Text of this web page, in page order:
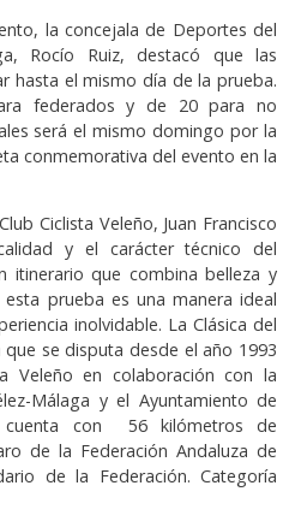
la concejala de Deportes del
Rocío Ruiz, destacó que las
hasta el mismo día de la prueba.
federados y de 20 para no
será el mismo domingo por la
conmemorativa del evento en la
Ciclista Veleño, Juan Francisco
y el carácter técnico del
itinerario que combina belleza y
prueba es una manera ideal
inolvidable. La Clásica del
se disputa desde el año 1993
Veleño en colaboración con la
Málaga y el Ayuntamiento de
cuenta con 56 kilómetros de
de la Federación Andaluza de
de la Federación. Categoría